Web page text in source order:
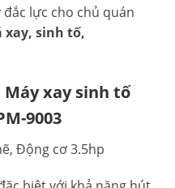
lực cho chủ quán
xay, sinh tố,
xay sinh tố
9003
Động cơ 3.5hp